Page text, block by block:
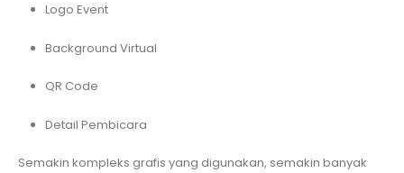
Logo Event
Background Virtual
QR Code
Detail Pembicara
Semakin kompleks grafis yang digunakan, semakin banyak